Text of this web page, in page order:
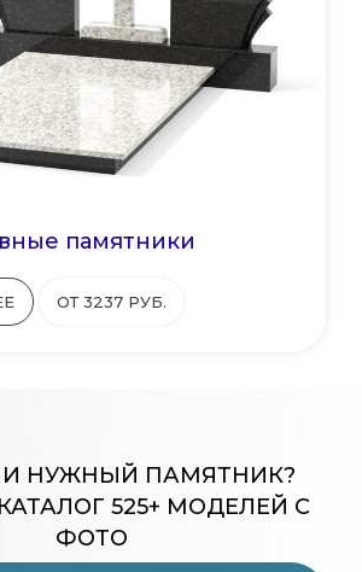
памятники
ОТ 3237 РУБ.
НУЖНЫЙ ПАМЯТНИК?
525+ МОДЕЛЕЙ С
ФОТО